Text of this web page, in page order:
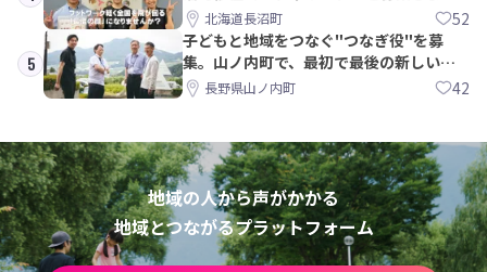
す！北海道長沼町 52
5
子どもと地域をつなぐ"つなぎ役"を募
集。山ノ内町で、最初で最後の新しい学
校づくりを一緒に
長野県山ノ内町 42
地域の人から声がかかる
地域とつながるプラットフォーム